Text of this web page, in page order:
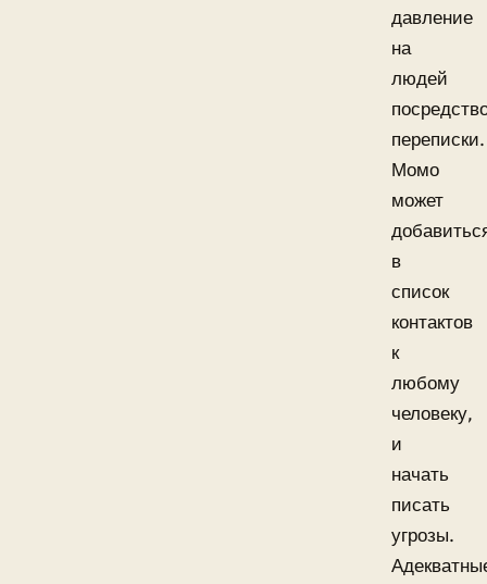
давление
на
людей
переписки.
Момо
может
в
список
контактов
к
любому
человеку,
и
начать
писать
угрозы.